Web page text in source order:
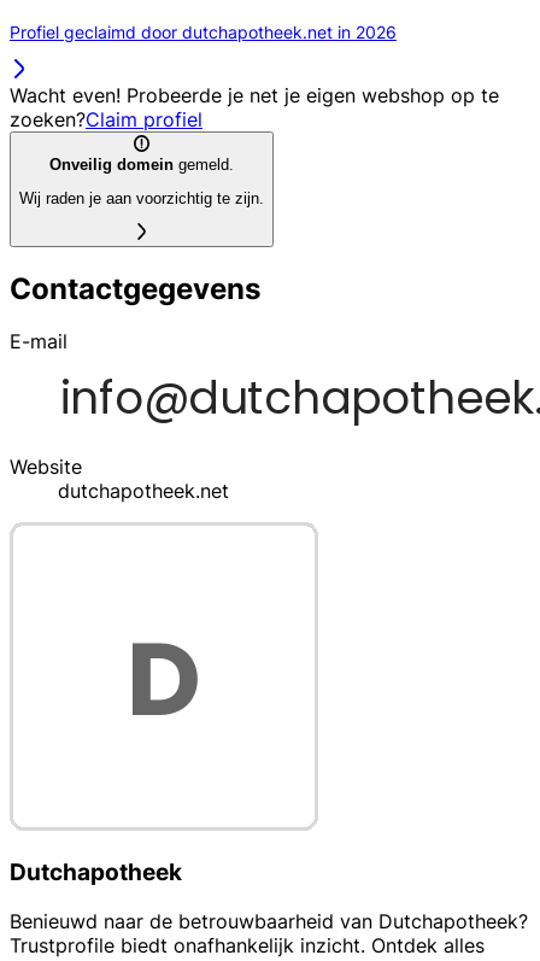
Profiel geclaimd door dutchapotheek.net in 2026
Wacht even! Probeerde je net je eigen webshop op te
zoeken?Claim profiel
Onveilig domein gemeld.
Wij raden je aan voorzichtig te zijn.
Contactgegevens
E-mail
Website
dutchapotheek.net
Dutchapotheek
Benieuwd naar de betrouwbaarheid van Dutchapotheek?
Trustprofile biedt onafhankelijk inzicht. Ontdek alles